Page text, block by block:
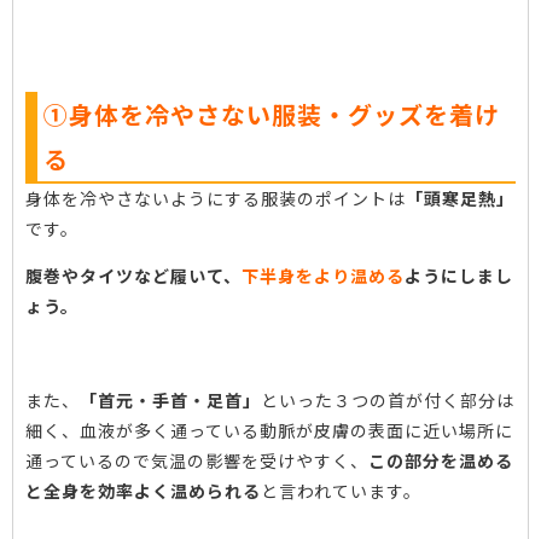
①身体を冷やさない服装・グッズを着け
る
身体を冷やさないようにする服装のポイントは 「頭寒足熱」
です。
腹巻やタイツなど履いて、 下半身をより温めるようにしまし
ょう。
また、 「首元・手首・足首」 といった３つの首が付く部分は
細く、血液が多く通っている動脈が皮膚の表面に近い場所に
通っているので気温の影響を受けやすく、 この部分を温める
と全身を効率よく温められる と言われています。